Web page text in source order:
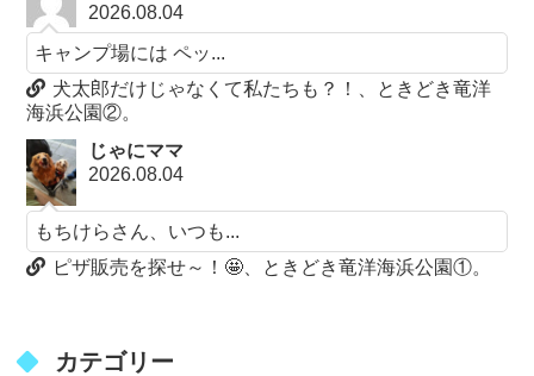
2026.08.04
キャンプ場には ペッ...
犬太郎だけじゃなくて私たちも？！、ときどき竜洋
海浜公園②。
じゃにママ
2026.08.04
もちけらさん、いつも...
ピザ販売を探せ～！🤩、ときどき竜洋海浜公園①。
カテゴリー